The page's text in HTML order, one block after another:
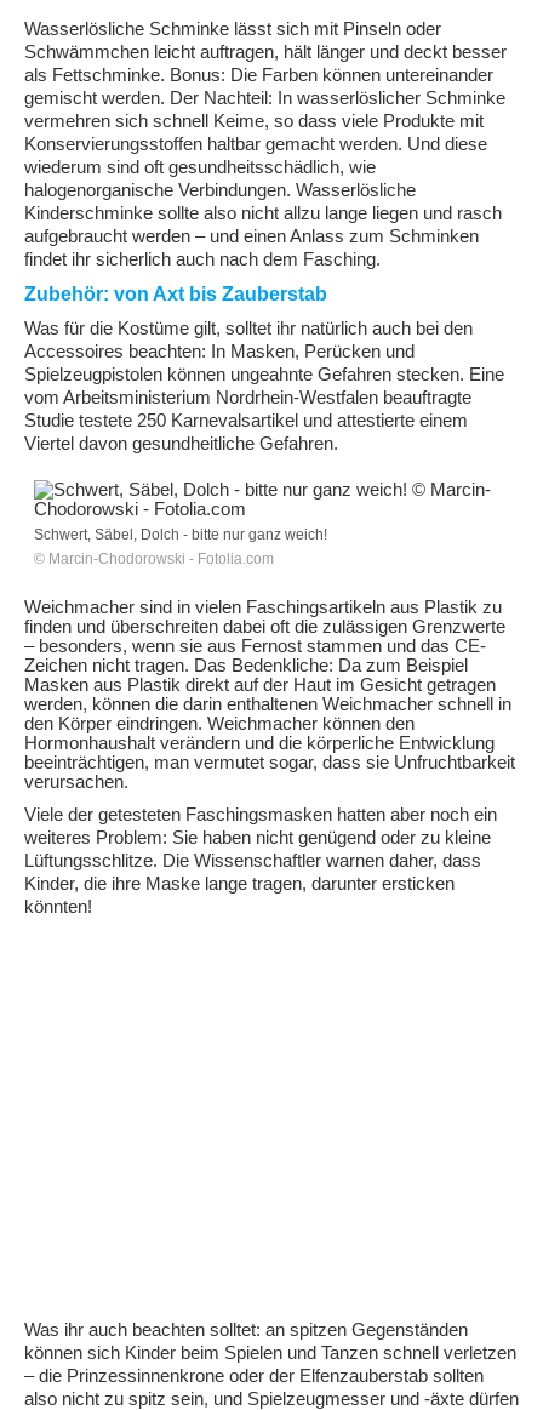
Wasserlösliche Schminke lässt sich mit Pinseln oder
Schwämmchen leicht auftragen, hält länger und deckt besser
als Fettschminke. Bonus: Die Farben können untereinander
gemischt werden. Der Nachteil: In wasserlöslicher Schminke
vermehren sich schnell Keime, so dass viele Produkte mit
Konservierungsstoffen haltbar gemacht werden. Und diese
wiederum sind oft gesundheitsschädlich, wie
halogenorganische Verbindungen. Wasserlösliche
Kinderschminke sollte also nicht allzu lange liegen und rasch
aufgebraucht werden – und einen Anlass zum Schminken
findet ihr sicherlich auch nach dem Fasching.
Zubehör: von Axt bis Zauberstab
Was für die Kostüme gilt, solltet ihr natürlich auch bei den
Accessoires beachten: In Masken, Perücken und
Spielzeugpistolen können ungeahnte Gefahren stecken. Eine
vom Arbeitsministerium Nordrhein-Westfalen beauftragte
Studie testete 250 Karnevalsartikel und attestierte einem
Viertel davon gesundheitliche Gefahren.
Schwert, Säbel, Dolch - bitte nur ganz weich!
© Marcin-Chodorowski - Fotolia.com
Weichmacher sind in vielen Faschingsartikeln aus Plastik zu
finden und überschreiten dabei oft die zulässigen Grenzwerte
– besonders, wenn sie aus Fernost stammen und das CE-
Zeichen nicht tragen. Das Bedenkliche: Da zum Beispiel
Masken aus Plastik direkt auf der Haut im Gesicht getragen
werden, können die darin enthaltenen Weichmacher schnell in
den Körper eindringen. Weichmacher können den
Hormonhaushalt verändern und die körperliche Entwicklung
beeinträchtigen, man vermutet sogar, dass sie Unfruchtbarkeit
verursachen.
Viele der getesteten Faschingsmasken hatten aber noch ein
weiteres Problem: Sie haben nicht genügend oder zu kleine
Lüftungsschlitze. Die Wissenschaftler warnen daher, dass
Kinder, die ihre Maske lange tragen, darunter ersticken
könnten!
Was ihr auch beachten solltet: an spitzen Gegenständen
können sich Kinder beim Spielen und Tanzen schnell verletzen
– die Prinzessinnenkrone oder der Elfenzauberstab sollten
also nicht zu spitz sein, und Spielzeugmesser und -äxte dürfen